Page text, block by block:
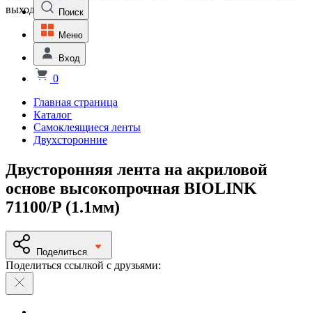
выходной
Поиск
Меню
Вход
0
Главная страница
Каталог
Самоклеящиеся ленты
Двухсторонние
Двусторонняя лента на акриловой
основе высокопрочная BIOLINK
71100/P (1.1мм)
Поделиться
Поделиться ссылкой с друзьями: